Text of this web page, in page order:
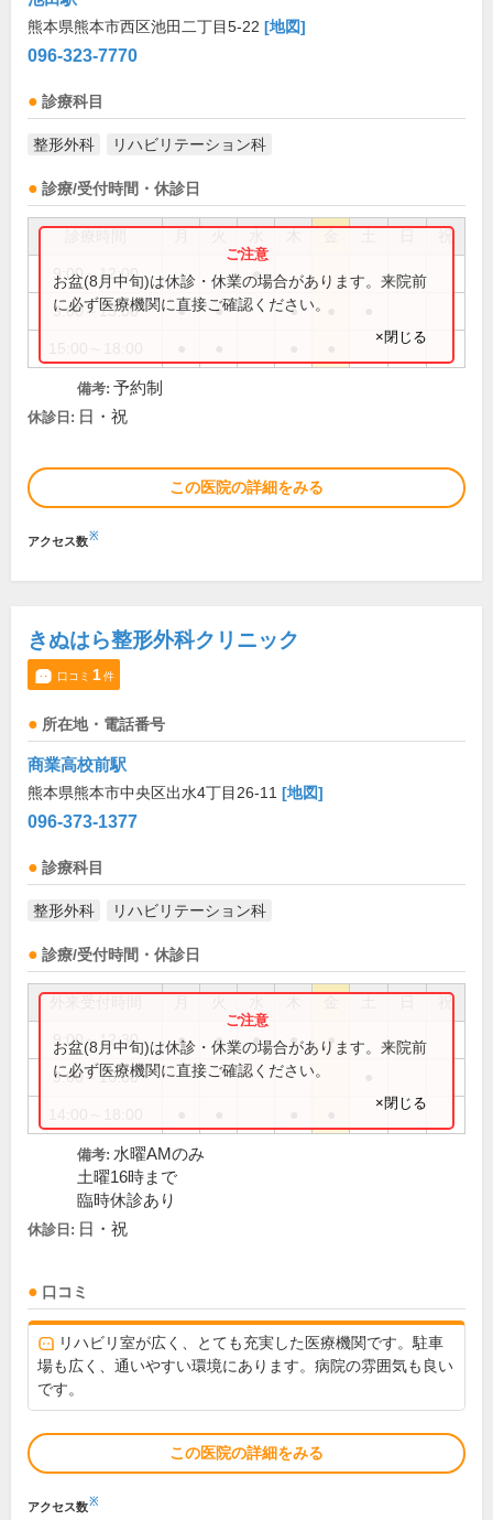
熊本県熊本市西区池田二丁目5-22 [地図]
096-323-7770
診療科目
整形外科 リハビリテーション科
診療/受付時間・休診日
祝
9:00～12:00 ●
9:00～13:00 ● ● ●
お盆(8月中旬)は休診・休業の場合があります。来院前
に必ず医療機関に直接ご確認ください。
×閉じる
備考: 予約制
休診日: 日・祝
この医院の詳細をみる
アクセス数※
きぬはら整形外科クリニック
口コミ 1件
所在地・電話番号
商業高校前駅
熊本県熊本市中央区出水4丁目26-11 [地図]
096-373-1377
診療科目
整形外科 リハビリテーション科
診療/受付時間・休診日
祝
9:00～12:30 ● ● ● ● ●
9:00～16:00
お盆(8月中旬)は休診・休業の場合があります。来院前
に必ず医療機関に直接ご確認ください。
×閉じる
備考: 水曜AMのみ
土曜16時まで
臨時休診あり
休診日: 日・祝
口コミ
リハビリ室が広く、とても充実した医療機関です。駐車
場も広く、通いやすい環境にあります。病院の雰囲気も良い
です。
この医院の詳細をみる
アクセス数※